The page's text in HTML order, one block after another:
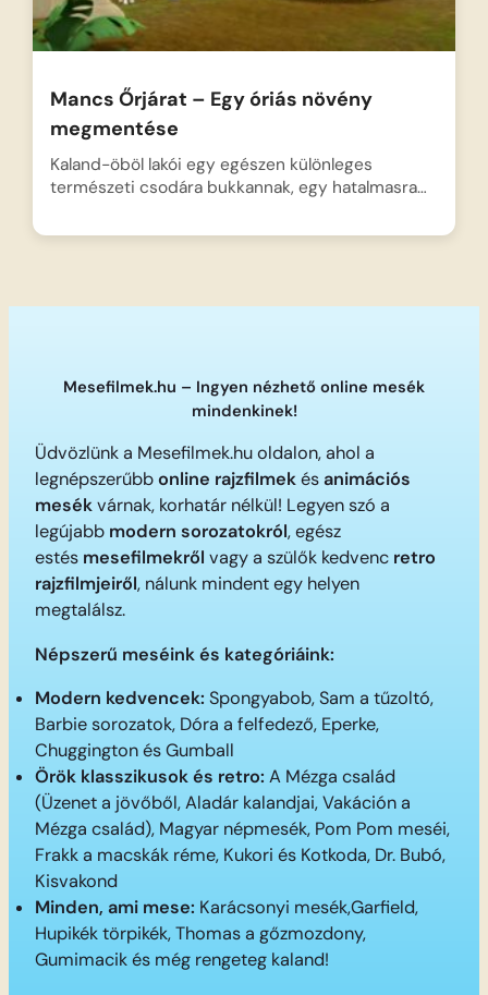
Mancs Őrjárat – Egy óriás növény
megmentése
Kaland-öböl lakói egy egészen különleges
természeti csodára bukkannak, egy hatalmasra…
Mesefilmek.hu – Ingyen nézhető online mesék
mindenkinek!
Üdvözlünk a Mesefilmek.hu oldalon, ahol a
legnépszerűbbonline rajzfilmekésanimációs
mesékvárnak, korhatár nélkül! Legyen szó a
legújabb modern sorozatokról, egész
estés mesefilmekről vagy a szülők kedvenc retro
rajzfilmjeiről, nálunk mindent egy helyen
megtalálsz.
Népszerű meséink és kategóriáink:
Modern kedvencek: Spongyabob, Sam a tűzoltó,
Barbie sorozatok, Dóra a felfedező, Eperke,
Chuggington és Gumball
Örök klasszikusok és retro: A Mézga család
(Üzenet a jövőből, Aladár kalandjai, Vakáción a
Mézga család), Magyar népmesék, Pom Pom meséi,
Frakk a macskák réme, Kukori és Kotkoda, Dr. Bubó,
Kisvakond
Minden, ami mese: Karácsonyi mesék,Garfield,
Hupikék törpikék, Thomas a gőzmozdony,
Gumimacik és még rengeteg kaland!